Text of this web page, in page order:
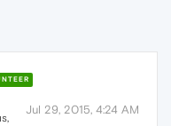
Jul 29, 2015, 4:24 AM